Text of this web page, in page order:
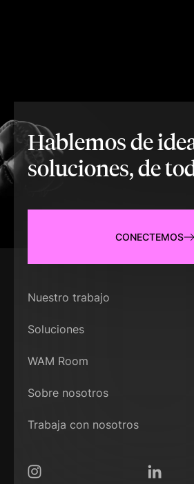
Hablemos de
soluciones, de
CONECTEMOS
Nuestro trabajo
Soluciones
WAM Room
Sobre nosotros
Trabaja con nosotros
Instagram LinkedIn